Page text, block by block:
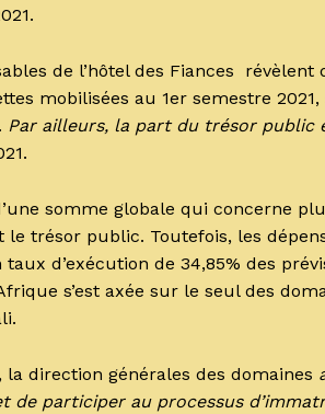
de l’hôtel des Fiances
mobilisées au 1er semestre
Par ailleurs, la part du trésor public
somme globale qui concerne
le trésor public. Toutefois, les
taux d’exécution de 34,85% des
s’est axée sur le seul des
la direction générales des domaines
de participer au processus